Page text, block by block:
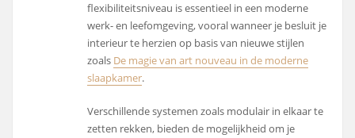
flexibiliteitsniveau is essentieel in een moderne
werk- en leefomgeving, vooral wanneer je besluit je
interieur te herzien op basis van nieuwe stijlen
zoals De magie van art nouveau in de moderne
slaapkamer.
Verschillende systemen zoals modulair in elkaar te
zetten rekken, bieden de mogelijkheid om je